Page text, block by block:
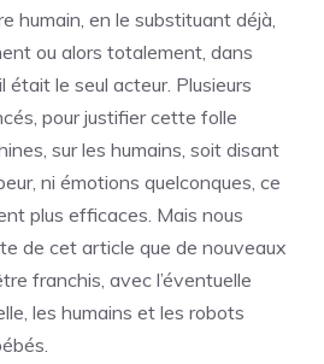
humain, en le substituant déjà,
ou alors totalement, dans
était le seul acteur. Plusieurs
pour justifier cette folle
sur les humains, soit disant
ni émotions quelconques, ce
plus efficaces. Mais nous
de cet article que de nouveaux
franchis, avec l’éventuelle
les humains et les robots